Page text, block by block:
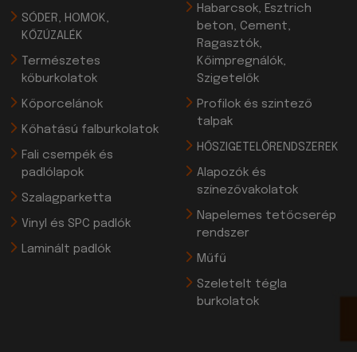
SÓDER, HOMOK,
KŐZÚZALÉK
Természetes
kőburkolatok
Kőporcelánok
Kőhatású falburkolatok
Fali csempék és
padlólapok
Szalagparketta
Vinyl és SPC padlók
Laminált padlók
Habarcsok, Esztrich
beton, Cement,
Ragasztók,
Kőimpregnálók,
Szigetelők
Profilok és szintező
talpak
HŐSZIGETELŐRENDSZEREK
Alapozók és
színezővakolatok
Napelemes tetőcserép
rendszer
Műfű
Szeletelt tégla
burkolatok